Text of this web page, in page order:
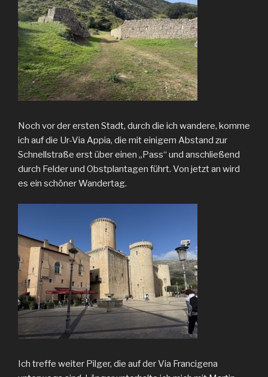
Noch vor der ersten Stadt, durch die ich wandere, komme
ich auf die Ur-Via Appia, die mit einigem Abstand zur
Schnellstraße erst über einen „Pass“ und anschließend
durch Felder und Obstplantagen führt. Von jetzt an wird
es ein schöner Wandertag.
Ich treffe weiter Pilger, die auf der Via Francigena